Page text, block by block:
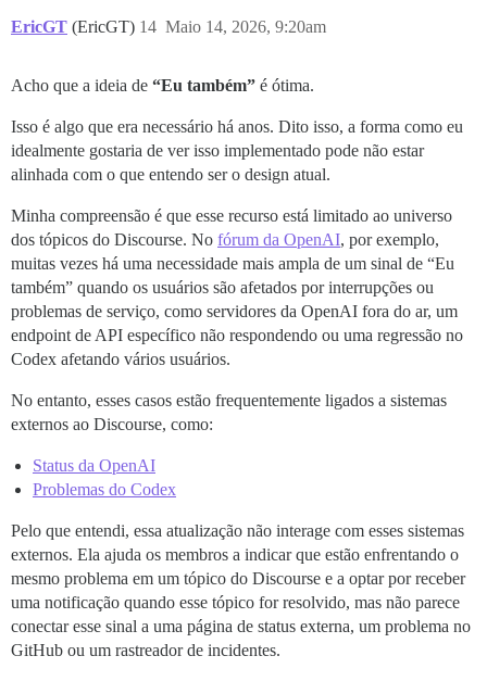
EricGT (EricGT) Maio 14, 2026, 9:20am
14
Acho que a ideia de “Eu também” é ótima.
Isso é algo que era necessário há anos. Dito isso, a forma como eu
idealmente gostaria de ver isso implementado pode não estar
alinhada com o que entendo ser o design atual.
Minha compreensão é que esse recurso está limitado ao universo
dos tópicos do Discourse. No fórum da OpenAI, por exemplo,
muitas vezes há uma necessidade mais ampla de um sinal de “Eu
também” quando os usuários são afetados por interrupções ou
problemas de serviço, como servidores da OpenAI fora do ar, um
endpoint de API específico não respondendo ou uma regressão no
Codex afetando vários usuários.
No entanto, esses casos estão frequentemente ligados a sistemas
externos ao Discourse, como:
Status da OpenAI
Problemas do Codex
Pelo que entendi, essa atualização não interage com esses sistemas
externos. Ela ajuda os membros a indicar que estão enfrentando o
mesmo problema em um tópico do Discourse e a optar por receber
uma notificação quando esse tópico for resolvido, mas não parece
conectar esse sinal a uma página de status externa, um problema no
GitHub ou um rastreador de incidentes.